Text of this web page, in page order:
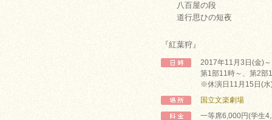
八百屋の段
道行思ひの短夜
『紅葉狩』
2017年11月3日(金)
第1部11時～、第2部
※休演日11月15日(水
国立文楽劇場
一等席6,000円(学生